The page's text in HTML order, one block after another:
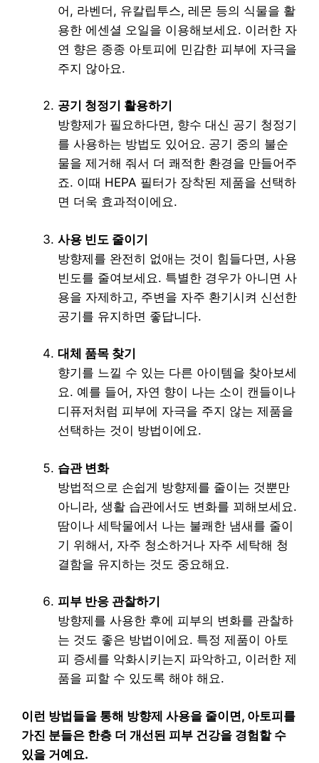
어, 라벤더, 유칼립투스, 레몬 등의 식물을 활
용한 에센셜 오일을 이용해보세요. 이러한 자
연 향은 종종 아토피에 민감한 피부에 자극을
주지 않아요.
공기 청정기 활용하기
방향제가 필요하다면, 향수 대신 공기 청정기
를 사용하는 방법도 있어요. 공기 중의 불순
물을 제거해 줘서 더 쾌적한 환경을 만들어주
죠. 이때 HEPA 필터가 장착된 제품을 선택하
면 더욱 효과적이에요.
사용 빈도 줄이기
방향제를 완전히 없애는 것이 힘들다면, 사용
빈도를 줄여보세요. 특별한 경우가 아니면 사
용을 자제하고, 주변을 자주 환기시켜 신선한
공기를 유지하면 좋답니다.
대체 품목 찾기
향기를 느낄 수 있는 다른 아이템을 찾아보세
요. 예를 들어, 자연 향이 나는 소이 캔들이나
디퓨저처럼 피부에 자극을 주지 않는 제품을
선택하는 것이 방법이에요.
습관 변화
방법적으로 손쉽게 방향제를 줄이는 것뿐만
아니라, 생활 습관에서도 변화를 꾀해보세요.
땀이나 세탁물에서 나는 불쾌한 냄새를 줄이
기 위해서, 자주 청소하거나 자주 세탁해 청
결함을 유지하는 것도 중요해요.
피부 반응 관찰하기
방향제를 사용한 후에 피부의 변화를 관찰하
는 것도 좋은 방법이에요. 특정 제품이 아토
피 증세를 악화시키는지 파악하고, 이러한 제
품을 피할 수 있도록 해야 해요.
이런 방법들을 통해 방향제 사용을 줄이면, 아토피를
가진 분들은 한층 더 개선된 피부 건강을 경험할 수
있을 거예요.